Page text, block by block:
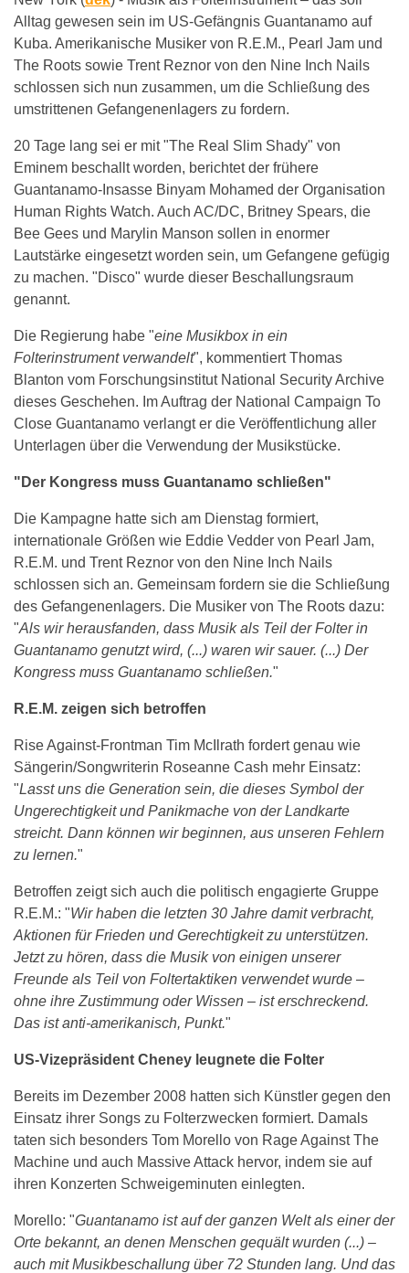
Alltag gewesen sein im US-Gefängnis Guantanamo auf
Kuba. Amerikanische Musiker von R.E.M., Pearl Jam und
The Roots sowie Trent Reznor von den Nine Inch Nails
schlossen sich nun zusammen, um die Schließung des
umstrittenen Gefangenenlagers zu fordern.
20 Tage lang sei er mit "The Real Slim Shady" von
Eminem beschallt worden, berichtet der frühere
Guantanamo-Insasse Binyam Mohamed der Organisation
Human Rights Watch. Auch AC/DC, Britney Spears, die
Bee Gees und Marylin Manson sollen in enormer
Lautstärke eingesetzt worden sein, um Gefangene gefügig
zu machen. "Disco" wurde dieser Beschallungsraum
genannt.
Die Regierung habe "eine Musikbox in ein
Folterinstrument verwandelt", kommentiert Thomas
Blanton vom Forschungsinstitut National Security Archive
dieses Geschehen. Im Auftrag der National Campaign To
Close Guantanamo verlangt er die Veröffentlichung aller
Unterlagen über die Verwendung der Musikstücke.
"Der Kongress muss Guantanamo schließen"
Die Kampagne hatte sich am Dienstag formiert,
internationale Größen wie Eddie Vedder von Pearl Jam,
R.E.M. und Trent Reznor von den Nine Inch Nails
schlossen sich an. Gemeinsam fordern sie die Schließung
des Gefangenenlagers. Die Musiker von The Roots dazu:
"Als wir herausfanden, dass Musik als Teil der Folter in
Guantanamo genutzt wird, (...) waren wir sauer. (...) Der
Kongress muss Guantanamo schließen."
R.E.M. zeigen sich betroffen
Rise Against-Frontman Tim McIlrath fordert genau wie
Sängerin/Songwriterin Roseanne Cash mehr Einsatz:
"Lasst uns die Generation sein, die dieses Symbol der
Ungerechtigkeit und Panikmache von der Landkarte
streicht. Dann können wir beginnen, aus unseren Fehlern
zu lernen."
Betroffen zeigt sich auch die politisch engagierte Gruppe
R.E.M.: "Wir haben die letzten 30 Jahre damit verbracht,
Aktionen für Frieden und Gerechtigkeit zu unterstützen.
Jetzt zu hören, dass die Musik von einigen unserer
Freunde als Teil von Foltertaktiken verwendet wurde –
ohne ihre Zustimmung oder Wissen – ist erschreckend.
Das ist anti-amerikanisch, Punkt."
US-Vizepräsident Cheney leugnete die Folter
Bereits im Dezember 2008 hatten sich Künstler gegen den
Einsatz ihrer Songs zu Folterzwecken formiert. Damals
taten sich besonders Tom Morello von Rage Against The
Machine und auch Massive Attack hervor, indem sie auf
ihren Konzerten Schweigeminuten einlegten.
Morello: "Guantanamo ist auf der ganzen Welt als einer der
Orte bekannt, an denen Menschen gequält wurden (...) –
auch mit Musikbeschallung über 72 Stunden lang. Und das